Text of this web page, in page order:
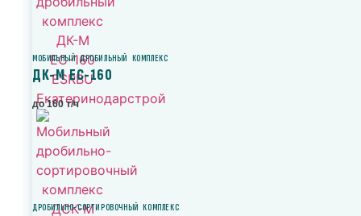
МОБИЛЬНЫЙ ДРОБИЛЬНЫЙ КОМПЛЕКС
ДК-М ЕС-160
до 160 т/ч
ДРОБИЛЬНО-СОРТИРОВОЧНЫЙ КОМПЛЕКС